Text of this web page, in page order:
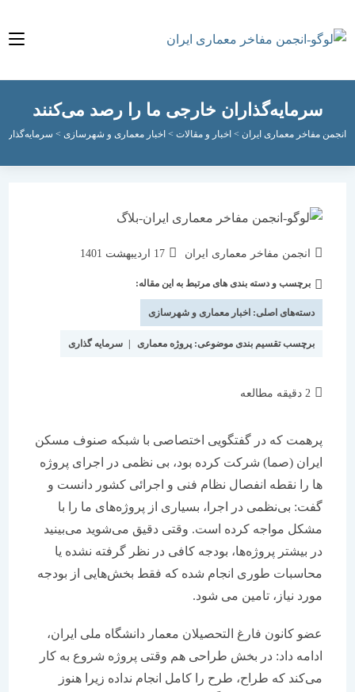
سرمایه‌گذاران خارجی ما را رصد می‌کنند
مفاخر معماری ایران > اخبار و مقالات>اخبار معماری و شهرسازی>سرمایه‌گذاران
انجمن مفاخر معماری ایران
نوشته
شده
است:
17 اردیبهشت 1401
برچسب و دسته بندی های مرتبط به این مقاله:
دسته‌های اصلی:اخبار معماری و شهرسازی
برچسب تقسیم بندی موضوعی:پروژه معماری | سرمایه گذاری
پرهمت که در گفتگویی اختصاصی با شبکه صنوف مسکن
ایران (صما) شرکت کرده بود، بی ‌نظمی در اجرای پروژه
‌ها را نقطه انفصال نظام فنی و اجرائی کشور دانست و
گفت: بی‌نظمی در اجرا، بسیاری از پروژه‌های ما را با
مشکل مواجه کرده است. وقتی دقیق می‌شوید می‌بینید
در بیشتر پروژه‌ها، بودجه کافی در نظر گرفته نشده یا
محاسبات طوری انجام شده که فقط بخش‌هایی از بودجه
مورد نیاز، تامین می ‌شود.
عضو كانون فارغ التحصیلان معمار دانشگاه ملی ایران،
ادامه داد: در بخش طراحی هم وقتی پروژه شروع به کار
می‌کند که طراح، طرح را کامل انجام نداده زیرا هنوز